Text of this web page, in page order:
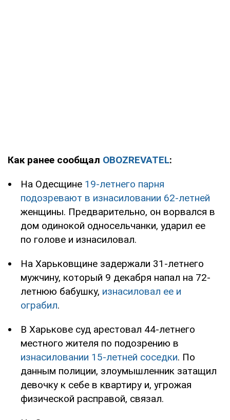
Как ранее сообщал OBOZREVATEL:
На Одесщине 19-летнего парня
подозревают в изнасиловании 62-летней
женщины. Предварительно, он ворвался в
дом одинокой односельчанки, ударил ее
по голове и изнасиловал.
На Харьковщине задержали 31-летнего
мужчину, который 9 декабря напал на 72-
летнюю бабушку, изнасиловал ее и
ограбил.
В Харькове суд арестовал 44-летнего
местного жителя по подозрению в
изнасиловании 15-летней соседки. По
данным полиции, злоумышленник затащил
девочку к себе в квартиру и, угрожая
физической расправой, связал.